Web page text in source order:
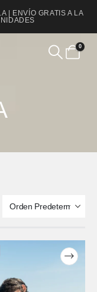
| ENVÍO GRATIS A LA
0